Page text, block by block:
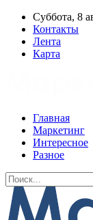
Суббота, 8
Контакты
Лента
Карта
Главная
Маркетинг
Интересное
Разное